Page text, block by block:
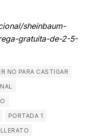
sheinbaum-
gratuita-de-2-5-
NO PARA CASTIGAR
PORTADA 1